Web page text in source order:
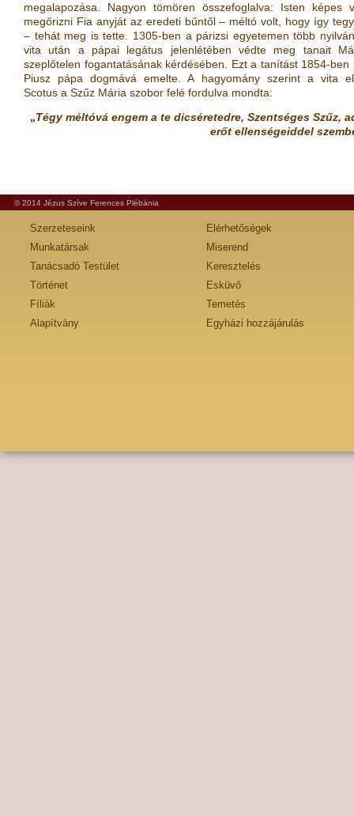
megalapozása. Nagyon tömören összefoglalva: Isten képes
megőrizni Fia anyját az eredeti bűntől – méltó volt, hogy így
– tehát meg is tette. 1305-ben a párizsi egyetemen több
vita után a pápai legátus jelenlétében védte meg tanait
szeplőtelen fogantatásának kérdésében. Ezt a tanítást 1854-ben
Piusz pápa dogmává emelte. A hagyomány szerint a vita
Scotus a Szűz Mária szobor felé fordulva mondta:
„Tégy méltóvá engem a te dicséretedre, Szentséges Szűz,
erőt ellenségeiddel
© 2014 Jézus Szíve Ferences Plébánia
Szerzeteseink
Munkatársak
Tanácsadó Testület
Történet
Fíliák
Alapítvány
Elérhetőségek
Miserend
Keresztelés
Esküvő
Temetés
Egyházi hozzájárulás